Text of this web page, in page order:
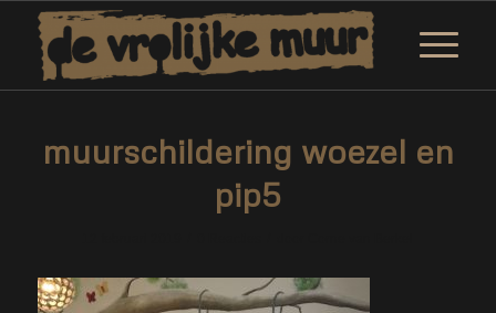
muurschildering woezel en
pip5